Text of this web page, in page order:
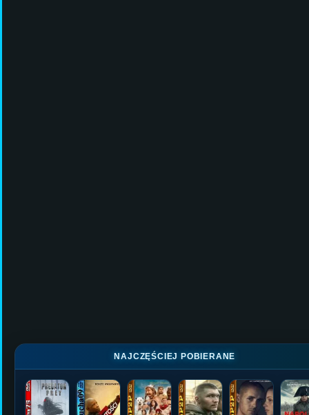
NAJCZĘŚCIEJ POBIERANE